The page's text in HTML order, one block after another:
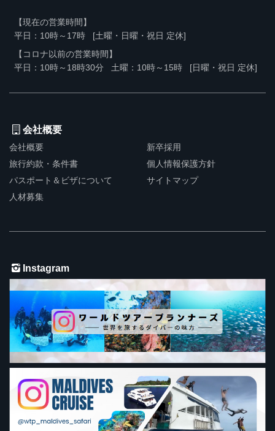
【現在の営業時間】
平日：10時～17時
[土曜・日曜・祝日 定休]
【コロナ以前の営業時間】
平日：10時～18時30分
土曜：10時～15時 [日曜・祝日 定休]
会社概要
会社概要
旅行約款・条件書
パスポート＆ビザについて
人材募集
新卒採用
個人情報保護方針
サイトマップ
Instagram